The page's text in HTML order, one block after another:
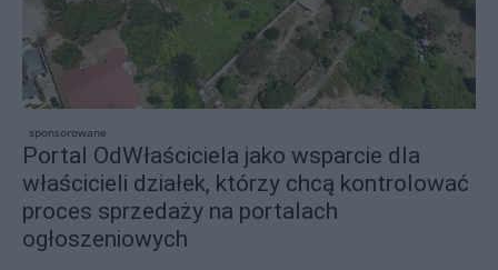
sponsorowane
Portal OdWłaściciela jako wsparcie dla
właścicieli działek, którzy chcą kontrolować
proces sprzedaży na portalach
ogłoszeniowych